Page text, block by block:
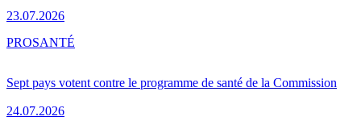
23.07.2026
Sept pays votent contre le programme de santé de la Commission
24.07.2026
PROSANTÉ